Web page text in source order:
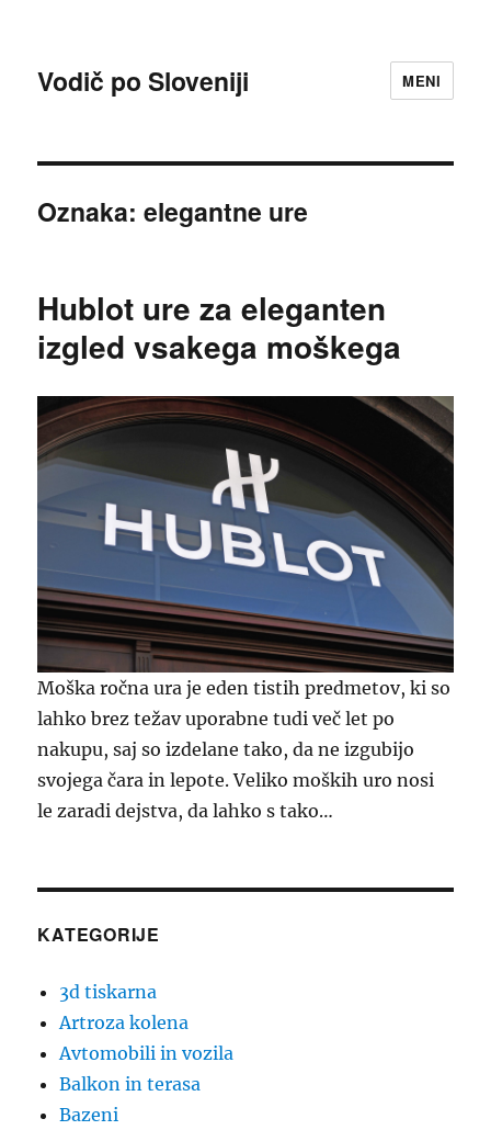
Vodič po Sloveniji MENI
Oznaka:elegantne ure
Hublot ure za eleganten
izgled vsakega moškega
Moška ročna ura je eden tistih predmetov, ki so
lahko brez težav uporabne tudi več let po
nakupu, saj so izdelane tako, da ne izgubijo
svojega čara in lepote. Veliko moških uro nosi
le zaradi dejstva, da lahko s tako…
KATEGORIJE
3d tiskarna
Artroza kolena
Avtomobili in vozila
Balkon in terasa
Bazeni